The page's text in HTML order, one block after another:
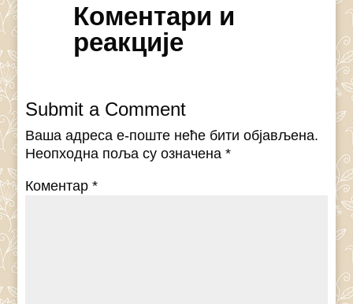
Коментари и
реакције
Submit a Comment
Ваша адреса е-поште неће бити објављена.
Неопходна поља су означена*
Коментар*